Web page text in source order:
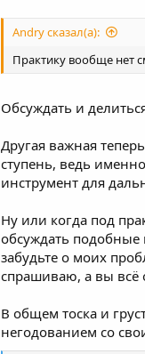
Andry сказал(а):
Практику вообще нет
Обсуждать и
Другая важная
ступень, ведь
инструмент для
Ну или когда под
обсуждать подобные
забудьте о моих
спрашиваю, а вы всё
В общем тоска и
негодованием со